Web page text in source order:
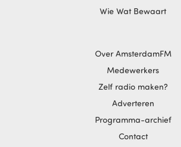
Wie Wat Bewaart
Over AmsterdamFM
Medewerkers
Zelf radio maken?
Adverteren
Programma-archief
Contact